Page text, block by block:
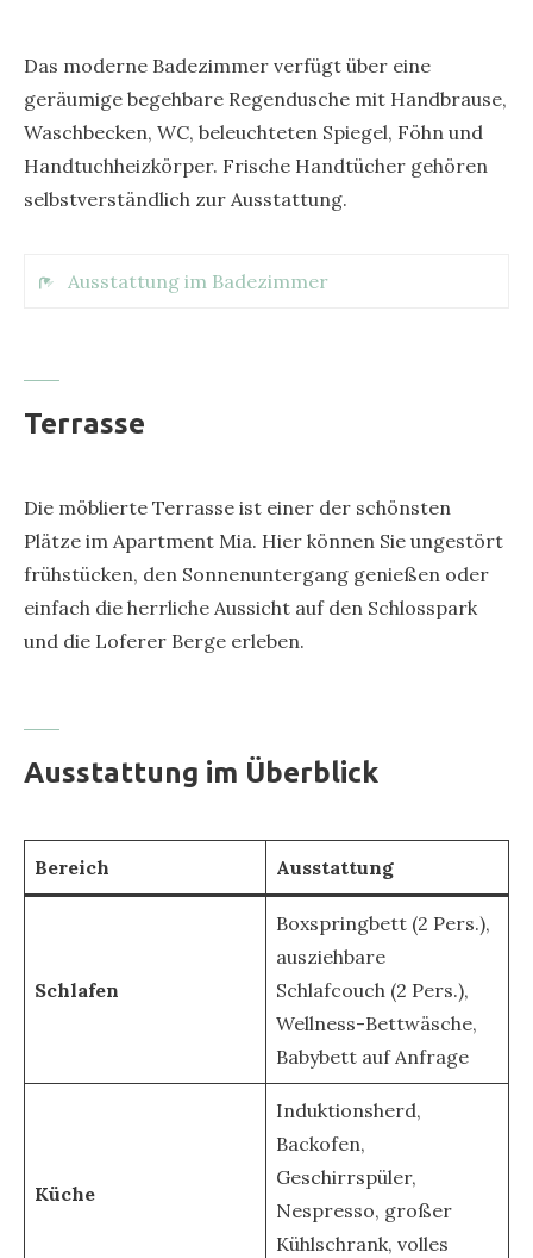
* Nespresso Kaffeemaschine (Kapseln)
* Wasserkocher
* Toaster
* Esstisch für 4 Personen
* Hochstuhl bei Bedarf
Das moderne Badezimmer verfügt über eine
geräumige begehbare Regendusche mit Handbrause,
Waschbecken, WC, beleuchteten Spiegel, Föhn und
Handtuchheizkörper. Frische Handtücher gehören
selbstverständlich zur Ausstattung.
Ausstattung im Badezimmer
* Regendusche plus Handbrause
* Toilette
* Heizkörper mit Handtuchtrockner
* Beleuchteter Spiegel
* Haarföhn
Terrasse
Die möblierte Terrasse ist einer der schönsten
Plätze im Apartment Mia. Hier können Sie ungestört
frühstücken, den Sonnenuntergang genießen oder
einfach die herrliche Aussicht auf den Schlosspark
und die Loferer Berge erleben.
Ausstattung im Überblick
Bereich Ausstattung
Schlafen
Boxspringbett (2 Pers.),
ausziehbare
Schlafcouch (2 Pers.),
Wellness-Bettwäsche,
Babybett auf Anfrage
Küche
Induktionsherd,
Backofen,
Geschirrspüler,
Nespresso, großer
Kühlschrank, volles